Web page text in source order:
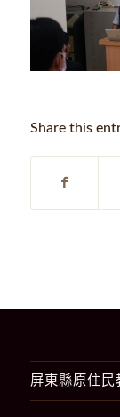
Share this
屏東縣原住民